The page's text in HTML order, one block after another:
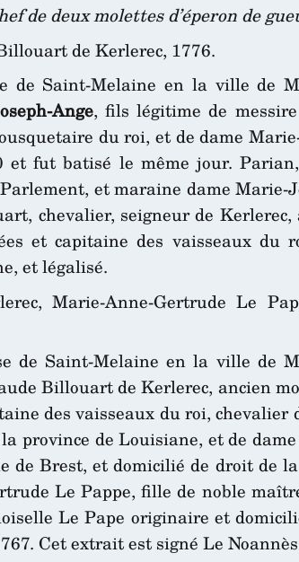
de deux molettes d’éperon de
de Kerlerec, 1776.
de Saint-Melaine en la ville de
Ange, fils légitime de
du roi, et de dame
fut batisé le même jour.
et maraine dame Marie-
chevalier, seigneur de Kerlerec,
et capitaine des vaisseaux du
et légalisé.
Marie-Anne-Gertrude Le
de Saint-Melaine en la ville de
Billouart de Kerlerec, ancien
des vaisseaux du roi,
province de Louisiane, et de
Brest, et domicilié de droit de
Le Pappe, fille de noble
Le Pape originaire et
Cet extrait est signé Le